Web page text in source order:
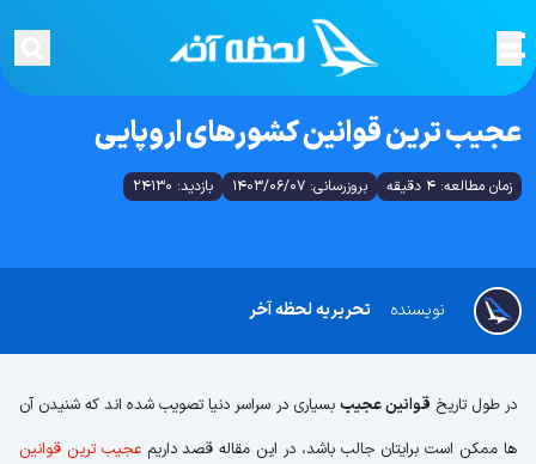
عجیب ترین قوانین کشورهای اروپایی
زمان مطالعه: 4 دقیقه بروزرسانی: 1403/06/07 بازدید: 24130
تحریریه لحظه آخر نویسنده
در طول تاریخ قوانین عجیب بسیاری در سراسر دنیا تصویب شده اند که شنیدن آن
ها ممکن است برایتان جالب باشد، در این مقاله قصد داریمعجیب ترین قوانین